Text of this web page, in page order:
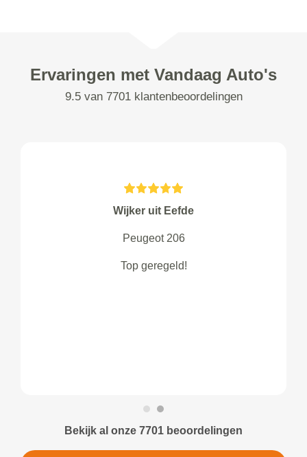
Ervaringen met Vandaag Auto's
9.5 van 7701 klantenbeoordelingen
Wijker uit Eefde
Peugeot 206
Top geregeld!
Bekijk al onze 7701 beoordelingen